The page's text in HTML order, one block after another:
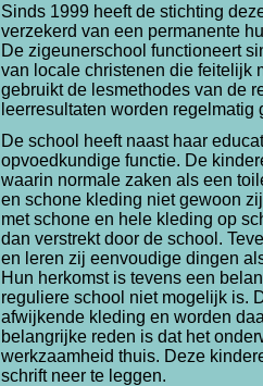
Sinds 1999 heeft de stichting
verzekerd van een permanente
De zigeunerschool functioneert
van locale christenen die feitelijk
gebruikt de lesmethodes van de
leerresultaten worden regelmatig
De school heeft naast haar
opvoedkundige functie. De
waarin normale zaken als een
en schone kleding niet gewoon
met schone en hele kleding op
dan verstrekt door de school.
en leren zij eenvoudige dingen
Hun herkomst is tevens een
reguliere school niet mogelijk is.
afwijkende kleding en worden
belangrijke reden is dat het
werkzaamheid thuis. Deze
schrift neer te leggen.